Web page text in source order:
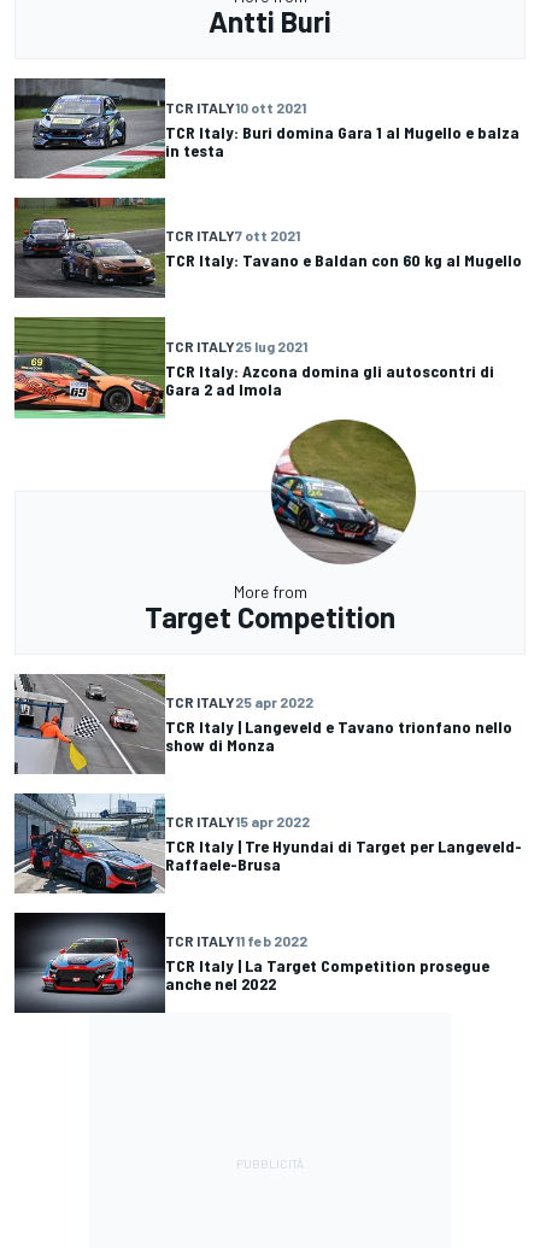
Antti Buri
TCR ITALY10 ott 2021
TCR Italy: Buri domina Gara 1 al Mugello e balza
in testa
TCR ITALY7 ott 2021
TCR Italy: Tavano e Baldan con 60 kg al Mugello
TCR ITALY25 lug 2021
TCR Italy: Azcona domina gli autoscontri di
Gara 2 ad Imola
More from
Target Competition
TCR ITALY25 apr 2022
TCR Italy | Langeveld e Tavano trionfano nello
show di Monza
TCR ITALY15 apr 2022
TCR Italy | Tre Hyundai di Target per Langeveld-
Raffaele-Brusa
TCR ITALY11 feb 2022
TCR Italy | La Target Competition prosegue
anche nel 2022